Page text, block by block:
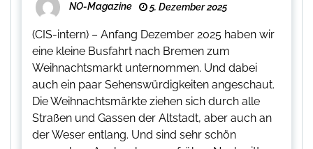
NO-Magazine 5. Dezember 2025
(CIS-intern) – Anfang Dezember 2025 haben wir
eine kleine Busfahrt nach Bremen zum
Weihnachtsmarkt unternommen. Und dabei
auch ein paar Sehenswürdigkeiten angeschaut.
Die Weihnachtsmärkte ziehen sich durch alle
Straßen und Gassen der Altstadt, aber auch an
der Weser entlang. Und sind sehr schön